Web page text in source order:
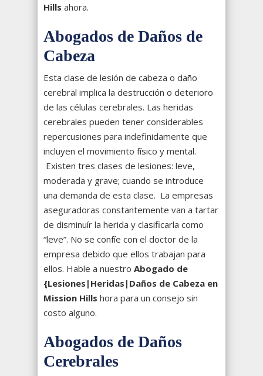
Hills ahora.
Abogados de Daños de
Cabeza
Esta clase de lesión de cabeza o daño
cerebral implica la destrucción o deterioro
de las células cerebrales. Las heridas
cerebrales pueden tener considerables
repercusiones para indefinidamente que
incluyen el movimiento físico y mental.
Existen tres clases de lesiones: leve,
moderada y grave; cuando se introduce
una demanda de esta clase. La empresas
aseguradoras constantemente van a tartar
de disminuír la herida y clasificarla como
“leve”. No se confíe con el doctor de la
empresa debido que ellos trabajan para
ellos. Hable a nuestro Abogado de
{Lesiones|Heridas|Daños de Cabeza en
Mission Hills hora para un consejo sin
costo alguno.
Abogados de Daños
Cerebrales